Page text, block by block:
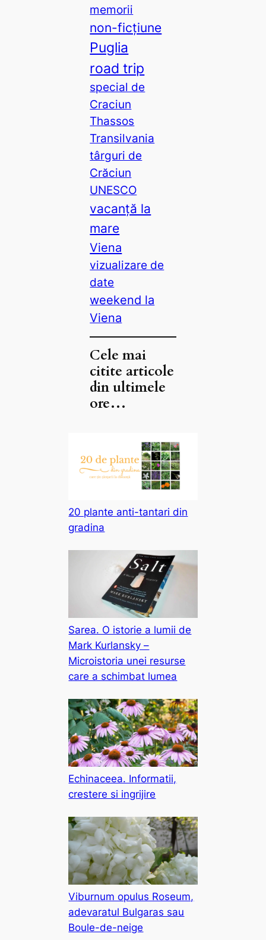
memorii
non-ficțiune
Puglia
road trip
special de
Craciun
Thassos
Transilvania
târguri de
Crăciun
UNESCO
vacanță la
mare
Viena
vizualizare de
date
weekend la
Viena
Cele mai
citite articole
din ultimele
ore…
20 plante anti-tantari din
gradina
Sarea. O istorie a lumii de
Mark Kurlansky –
Microistoria unei resurse
care a schimbat lumea
Echinaceea. Informatii,
crestere si ingrijire
Viburnum opulus Roseum,
adevaratul Bulgaras sau
Boule-de-neige